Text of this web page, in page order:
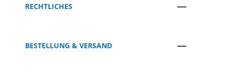
RECHTLICHES
BESTELLUNG & VERSAND